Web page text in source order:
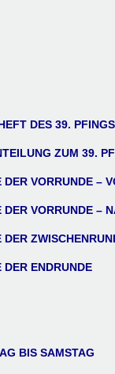
DES 39.
ZUM 39.
DER VORRUNDE –
DER VORRUNDE –
DER
DER ENDRUNDE
BIS SAMSTAG